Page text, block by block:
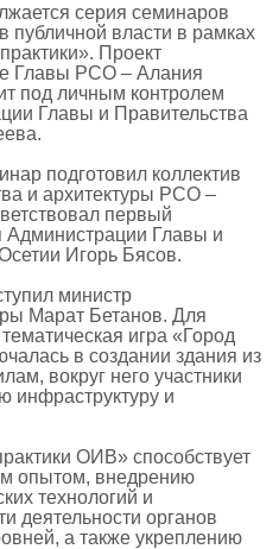
серия семинаров
публичной власти в рамках
Проект
Главы РСО – Алания
под личным контролем
Главы и Правительства
подготовил коллектив
и архитектуры РСО –
первый
Администрации Главы и
Игорь Бясов.
министр
Марат Бетанов. Для
игра «Город
в создании здания из
вокруг него участники
инфраструктуру и
ОИВ» способствует
опытом, внедрению
технологий и
деятельности органов
а также укреплению